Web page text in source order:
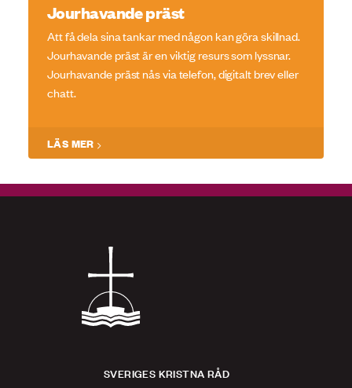
Jourhavande präst
Att få dela sina tankar med någon kan göra skillnad.
Jourhavande präst är en viktig resurs som lyssnar.
Jourhavande präst nås via telefon, digitalt brev eller
chatt.
LÄS MER
SVERIGES KRISTNA RÅD